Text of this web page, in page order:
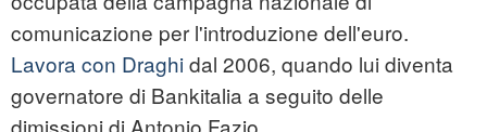
comunicazione per l'introduzione dell'euro.
Lavora con Draghidal 2006, quando lui diventa
governatore di Bankitalia a seguito delle